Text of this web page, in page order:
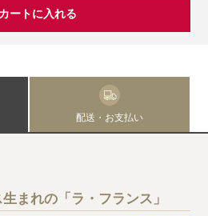
カートに入れる
配送・お支払い
まれの「ラ・フランス」